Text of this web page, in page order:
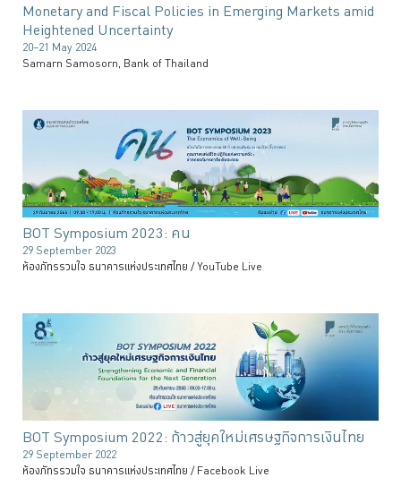
Monetary and Fiscal Policies in Emerging Markets amid
Heightened Uncertainty
20–21 May 2024
Samarn Samosorn, Bank of Thailand
BOT Symposium 2023: คน
29 September 2023
ห้องภัทรรวมใจ ธนาคารแห่งประเทศไทย / YouTube Live
BOT Symposium 2022: ก้าวสู่ยุคใหม่เศรษฐกิจการเงินไทย
29 September 2022
ห้องภัทรรวมใจ ธนาคารแห่งประเทศไทย / Facebook Live